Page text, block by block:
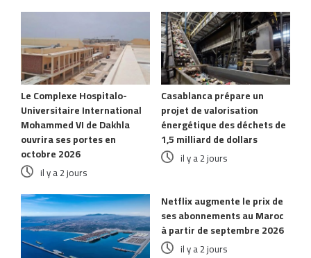
Le Complexe Hospitalo-
Universitaire International
Mohammed VI de Dakhla
ouvrira ses portes en
octobre 2026
il y a 2 jours
Casablanca prépare un
projet de valorisation
énergétique des déchets de
1,5 milliard de dollars
il y a 2 jours
Netflix augmente le prix de
ses abonnements au Maroc
à partir de septembre 2026
il y a 2 jours